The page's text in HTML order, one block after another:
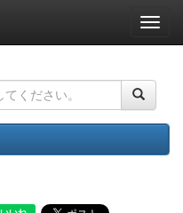
ナ
ビ
ー
ョ
ン